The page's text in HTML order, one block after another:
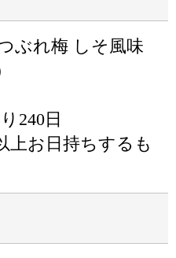
ぶれ梅 しそ風味
240日
上お日持ちするも